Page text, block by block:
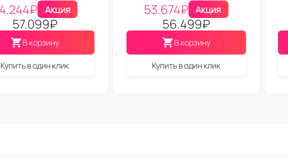
₽ Акция
57.099₽
В корзину
Купить в один клик
53.674₽ Акция
56.499₽
В корзину
Купить в один клик